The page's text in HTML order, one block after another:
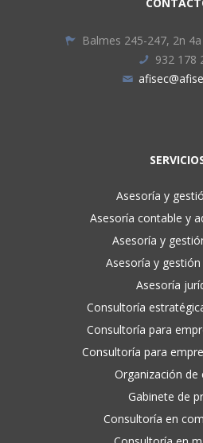
Balmes 245-247, 2n
932 178
Asesoría y
Asesoría contable y
Asesoría y
Asesoría y
Asesoría
Consultoría
Consultoría para
Consultoría para
Organización de
Gabinete de
Consultoría en